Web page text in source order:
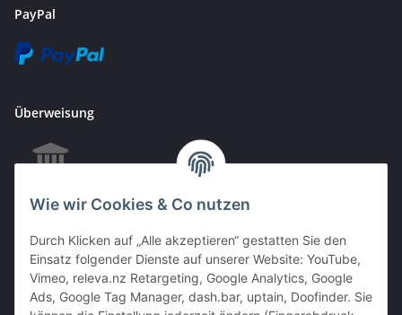
Wie wir Cookies & Co nutzen
Durch Klicken auf „Alle akzeptieren“ gestatten Sie den
Einsatz folgender Dienste auf unserer Website: YouTube,
Vimeo, releva.nz Retargeting, Google Analytics, Google
Ads, Google Tag Manager, dash.bar, uptain, Doofinder. Sie
PayPal
Überweisung
EC & Kreditkartenzahlung bei Abholung
Barzahlung bei Abholung